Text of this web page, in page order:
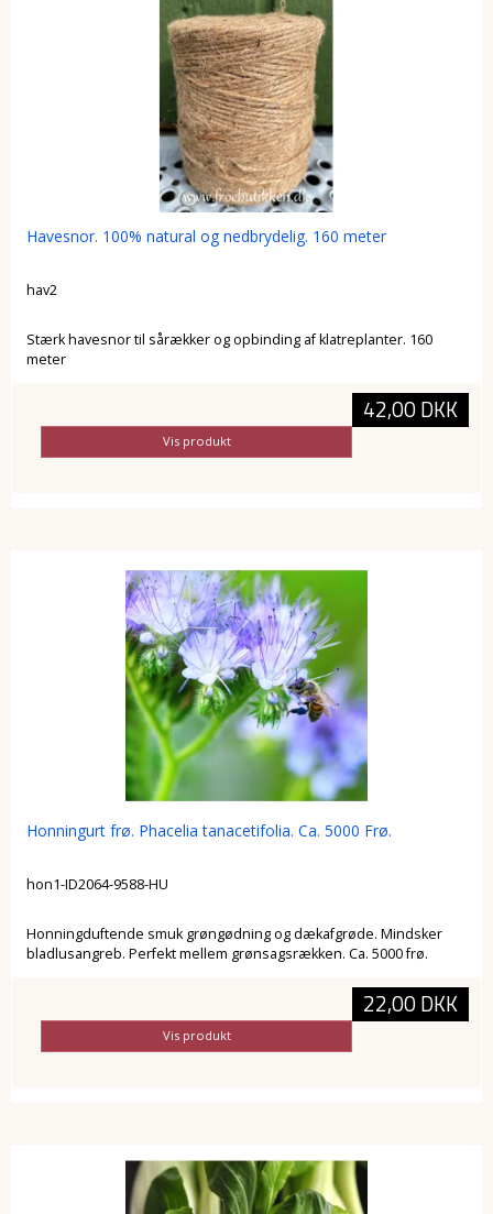
Havesnor. 100% natural og nedbrydelig. 160 meter
hav2
Stærk havesnor til sårækker og opbinding af klatreplanter. 160
meter
42,00 DKK
Vis produkt
Honningurt frø. Phacelia tanacetifolia. Ca. 5000 Frø.
hon1-ID2064-9588-HU
Honningduftende smuk grøngødning og dækafgrøde. Mindsker
bladlusangreb. Perfekt mellem grønsagsrækken. Ca. 5000 frø.
22,00 DKK
Vis produkt